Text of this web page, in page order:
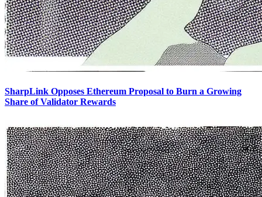
SharpLink Opposes Ethereum Proposal to Burn a Growing
Share of Validator Rewards